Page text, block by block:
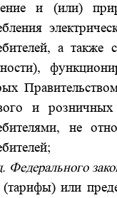
и (или)
а также
и розничных
не
Федерального
или